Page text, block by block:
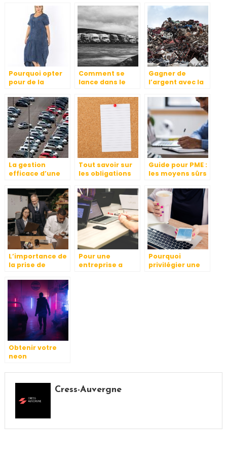
points à vérifier
?
solaires ?
Pourquoi opter
pour de la
Comment se
lance dans le
livraison de
marchandises
ou de personnes
?
Gagner de
l’argent avec la
La gestion
efficace d’une
automobile
Tout savoir sur
les obligations
entreprise
Guide pour PME :
les moyens sûrs
conformer au
RGPD
L’importance de
la prise de
Pour une
entreprise a
Pourquoi
privilégier une
Obtenir votre
neon
du design a la
realite
Cress-Auvergne